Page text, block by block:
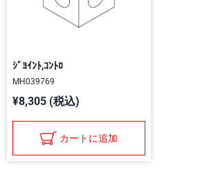
ｼﾞﾖｲﾝﾄ,ｺﾝﾄﾛ
MH039769
¥8,305 (税込)
カートに追加